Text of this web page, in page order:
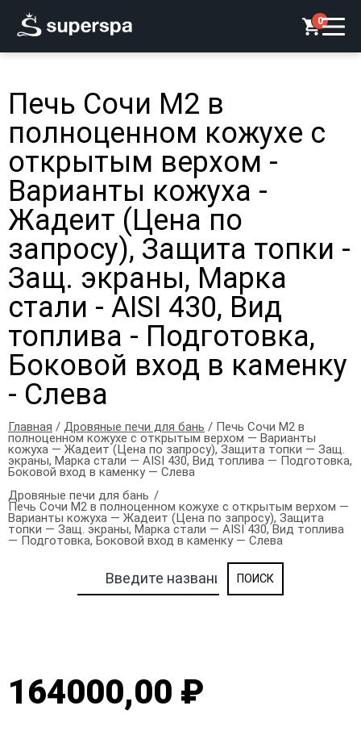
0
Печь Сочи М2 в
полноценном кожухе с
открытым верхом -
Варианты кожуха -
Жадеит (Цена по
запросу), Защита топки -
Защ. экраны, Марка
стали - AISI 430, Вид
топлива - Подготовка,
Боковой вход в каменку
- Слева
Главная / Дровяные печи для бань / Печь Сочи М2 в
полноценном кожухе с открытым верхом — Варианты
кожуха — Жадеит (Цена по запросу), Защита топки — Защ.
экраны, Марка стали — AISI 430, Вид топлива — Подготовка,
Боковой вход в каменку — Слева
Дровяные печи для бань
Печь Сочи М2 в полноценном кожухе с открытым верхом —
Варианты кожуха — Жадеит (Цена по запросу), Защита
топки — Защ. экраны, Марка стали — AISI 430, Вид топлива
— Подготовка, Боковой вход в каменку — Слева
164000,00 ₽